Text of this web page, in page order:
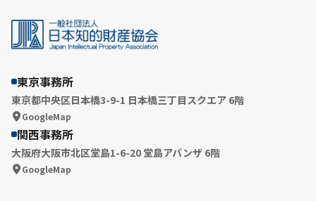
東京事務所
東京都中央区日本橋3-9-1 日本橋三丁目スクエア 6階
GoogleMap
関西事務所
大阪府大阪市北区堂島1-6-20 堂島アバンザ 6階
GoogleMap